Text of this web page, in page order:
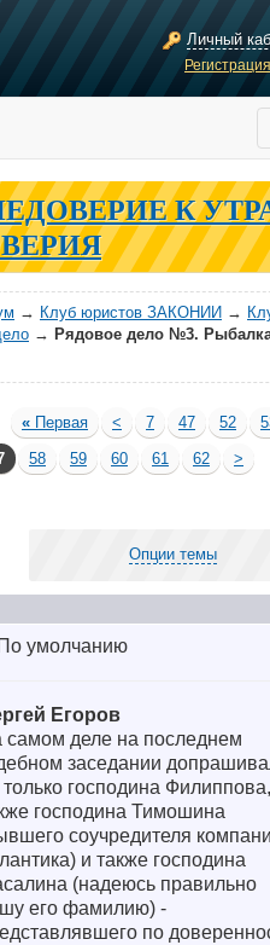
Личный
К
→ Клуб юристов ЗАКОНИИ →
→ Рядовое дело №3.
« Первая < 7 47 52
58 59 60 61 62
>
Опции темы
Егоров
самом деле на последнем
заседании
только господина
господина Тимошина
соучредителя
и также господина
(надеюсь правильно
его фамилию) -
по